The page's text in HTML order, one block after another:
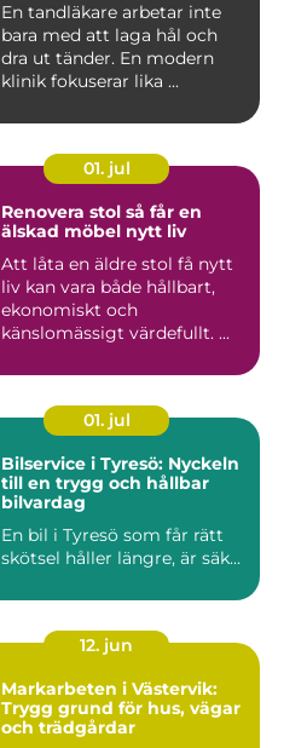
En tandläkare arbetar inte
bara med att laga hål och
dra ut tänder. En modern
klinik fokuserar lika ...
01. jul
Renovera stol så får en
älskad möbel nytt liv
Att låta en äldre stol få nytt
liv kan vara både hållbart,
ekonomiskt och
känslomässigt värdefullt. ...
01. jul
Bilservice i Tyresö: Nyckeln
till en trygg och hållbar
bilvardag
En bil i Tyresö som får rätt
skötsel håller längre, är säk...
12. jun
Markarbeten i Västervik:
Trygg grund för hus, vägar
och trädgårdar